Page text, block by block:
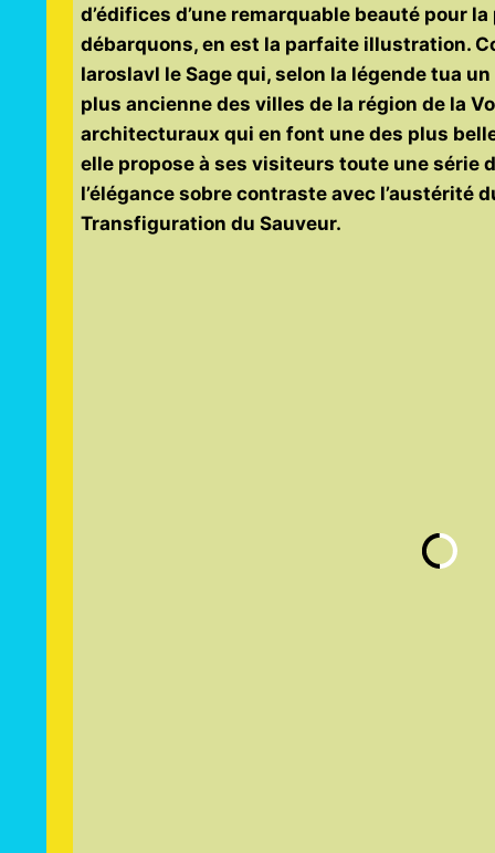
d’édifices d’une remarquable beauté pour
débarquons, en est la parfaite illustration.
Iaroslavl le Sage qui, selon la légende tua
plus ancienne des villes de la région de la
architecturaux qui en font une des plus
elle propose à ses visiteurs toute une série
l’élégance sobre contraste avec l’austérité
Transfiguration du Sauveur.